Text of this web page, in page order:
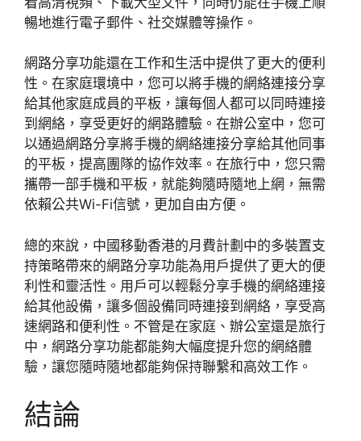
暢地進行電子郵件、社交媒體等操作。
網路分享功能還在工作和生活中提供了更大的便利
性。在家庭環境中，您可以將手機的網絡連接分享
給其他家庭成員的平板，讓每個人都可以同時連接
到網絡，享受更好的網路體驗。在辦公室中，您可
以通過網路分享將手機的網絡連接分享給其他同事
的平板，提高團隊的協作效率。在旅行中，您只需
攜帶一部手機和平板，就能夠隨時隨地上網，無需
依賴公共Wi-Fi信號，更加自由方便。
總的來說，中國移動香港的月費計劃中的多裝置支
持策略帶來的網路分享功能為用戶提供了更大的便
利性和靈活性。用戶可以輕鬆分享手機的網絡連接
給其他設備，讓多個設備同時連接到網絡，享受高
速網路和便利性。不管是在家庭、辦公室還是旅行
中，網路分享功能都能夠大幅度提升您的網絡體
驗，讓您隨時隨地都能夠保持聯繫和高效工作。
結論